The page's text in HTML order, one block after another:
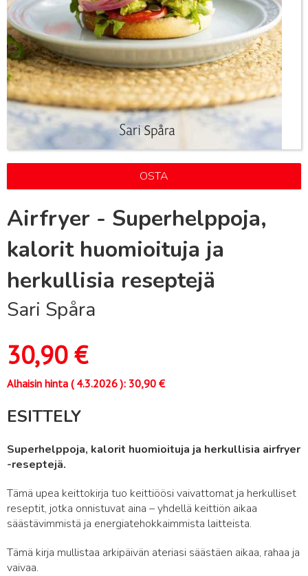
OSTA
Airfryer - Superhelppoja,
kalorit huomioituja ja
herkullisia reseptejä
Sari Spåra
30,90€
Alhaisin hinta (4.3.2026): 30,90 €
ESITTELY
Superhelppoja, kalorit huomioituja ja herkullisia airfryer
-reseptejä.
Tämä upea keittokirja tuo keittiöösi vaivattomat ja herkulliset
reseptit, jotka onnistuvat aina – yhdellä keittiön aikaa
säästävimmistä ja energiatehokkaimmista laitteista.
Tämä kirja mullistaa arkipäivän ateriasi säästäen aikaa, rahaa ja
vaivaa.